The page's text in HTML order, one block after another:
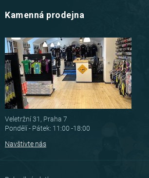
Kamenná prodejna
Veletržní 31, Praha 7
Pondělí - Pátek: 11:00 -18:00
Navštivte nás